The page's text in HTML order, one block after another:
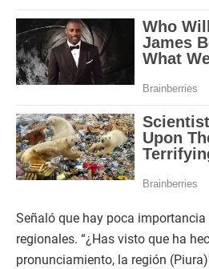
Señaló que hay poca
regionales. “¿Has visto que ha
pronunciamiento, la región